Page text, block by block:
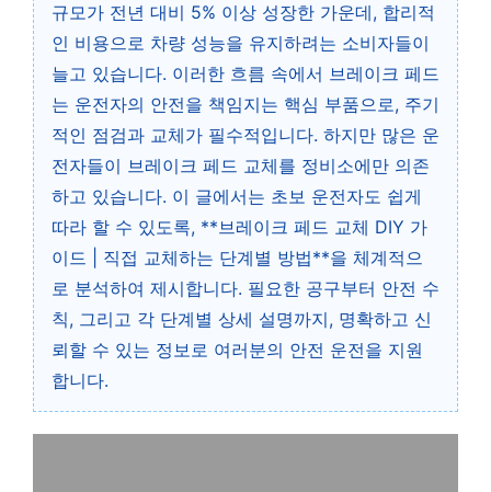
규모가 전년 대비 5% 이상 성장한 가운데, 합리적
인 비용으로 차량 성능을 유지하려는 소비자들이
늘고 있습니다. 이러한 흐름 속에서 브레이크 페드
는 운전자의 안전을 책임지는 핵심 부품으로, 주기
적인 점검과 교체가 필수적입니다. 하지만 많은 운
전자들이 브레이크 페드 교체를 정비소에만 의존
하고 있습니다. 이 글에서는 초보 운전자도 쉽게
따라 할 수 있도록, **브레이크 페드 교체 DIY 가
이드 | 직접 교체하는 단계별 방법**을 체계적으
로 분석하여 제시합니다. 필요한 공구부터 안전 수
칙, 그리고 각 단계별 상세 설명까지, 명확하고 신
뢰할 수 있는 정보로 여러분의 안전 운전을 지원
합니다.